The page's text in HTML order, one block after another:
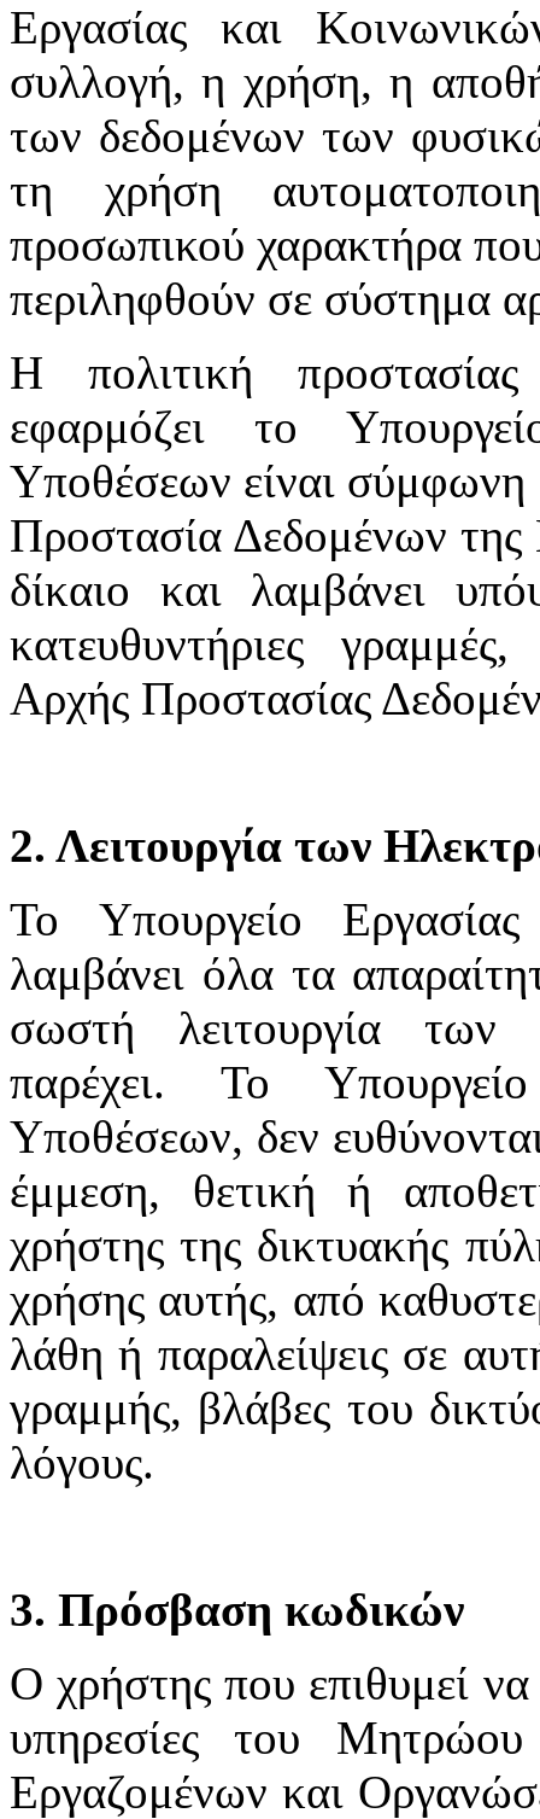
Εργασίας και
συλλογή, η χρήση, η
των δεδομένων των
τη χρήση
προσωπικού χαρακτήρα
περιληφθούν σε σύστημα
Η πολιτική
εφαρμόζει το
Υποθέσεων είναι σύμφωνη
Προστασία Δεδομένων
δίκαιο και λαμβάνει
κατευθυντήριες
Αρχής Προστασίας
2. Λειτουργία των
Το Υπουργείο
λαμβάνει όλα τα
σωστή λειτουργία των
παρέχει. Το
Υποθέσεων, δεν
έμμεση, θετική ή
χρήστης της δικτυακής
χρήσης αυτής, από
λάθη ή παραλείψεις σε
γραμμής, βλάβες του
λόγους.
3. Πρόσβαση κωδικών
Ο χρήστης που επιθυμεί να
υπηρεσίες του Μητρώου
Εργαζομένων και